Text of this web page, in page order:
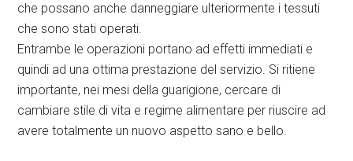
che possano anche danneggiare ulteriormente i tessuti
che sono stati operati.
Entrambe le operazioni portano ad effetti immediati e
quindi ad una ottima prestazione del servizio. Si ritiene
importante, nei mesi della guarigione, cercare di
cambiare stile di vita e regime alimentare per riuscire ad
avere totalmente un nuovo aspetto sano e bello.